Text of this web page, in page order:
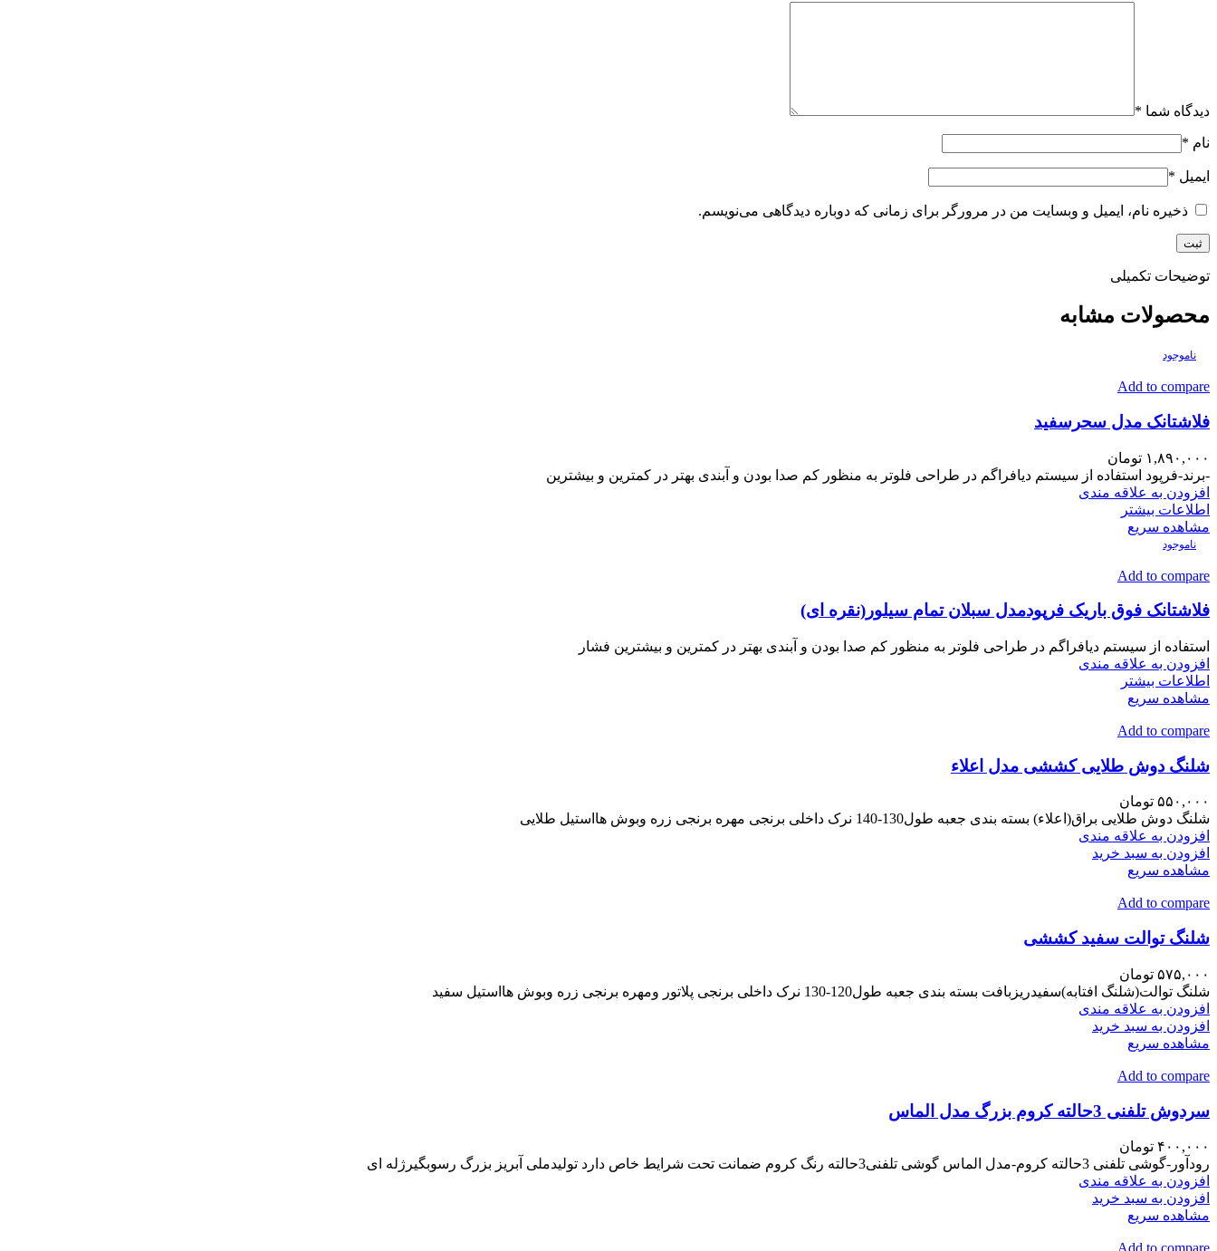
دیدگاه شما *
نام *
ایمیل *
ذخیره نام، ایمیل و وبسایت من در مرورگر برای زمانی که دوباره دیدگاهی می‌نویسم.
توضیحات تکمیلی
محصولات مشابه
ناموجود
Add to compare
فلاشتانک مدل سحرسفید
۱,۸۹۰,۰۰۰ تومان
-برند-فرپود استفاده از سیستم دیافراگم در طراحی فلوتر به منظور کم صدا بودن و آبندی بهتر در کمترین و بیشترین
افزودن به علاقه مندی
اطلاعات بیشتر
مشاهده سریع
ناموجود
Add to compare
فلاشتانک فوق باریک فرپودمدل سبلان تمام سیلور(نقره ای)
استفاده از سیستم دیافراگم در طراحی فلوتر به منظور کم صدا بودن و آبندی بهتر در کمترین و بیشترین فشار
افزودن به علاقه مندی
اطلاعات بیشتر
مشاهده سریع
Add to compare
شلنگ دوش طلایی کششی مدل اعلاء
۵۵۰,۰۰۰ تومان
شلنگ دوش طلایی براق(اعلاء) بسته بندی جعبه طول130-140 نرک داخلی برنجی مهره برنجی زره وبوش هااستیل طلایی
افزودن به علاقه مندی
افزودن به سبد خرید
مشاهده سریع
Add to compare
شلنگ توالت سفید کششی
۵۷۵,۰۰۰ تومان
شلنگ توالت(شلنگ افتابه)سفیدریزبافت بسته بندی جعبه طول120-130 نرک داخلی برنجی پلاتور ومهره برنجی زره وبوش هااستیل سفید
افزودن به علاقه مندی
افزودن به سبد خرید
مشاهده سریع
Add to compare
سردوش تلفنی 3حالته کروم بزرگ مدل الماس
۴۰۰,۰۰۰ تومان
رودآور-گوشی تلفنی 3حالته کروم-مدل الماس گوشی تلفنی3حالته رنگ کروم ضمانت تحت شرایط خاص دارد تولیدملی آبریز بزرگ رسوبگیرژله ای
افزودن به علاقه مندی
افزودن به سبد خرید
مشاهده سریع